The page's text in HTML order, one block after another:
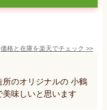
価格と在庫を楽天でチェック >>
のオリジナルの 小鶴
味しいと思います